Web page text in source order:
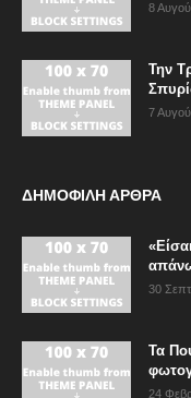
8
Την
7
ΔΗΜΟΦΙΛΗ ΑΡΘΡΑ
30
Τα
24